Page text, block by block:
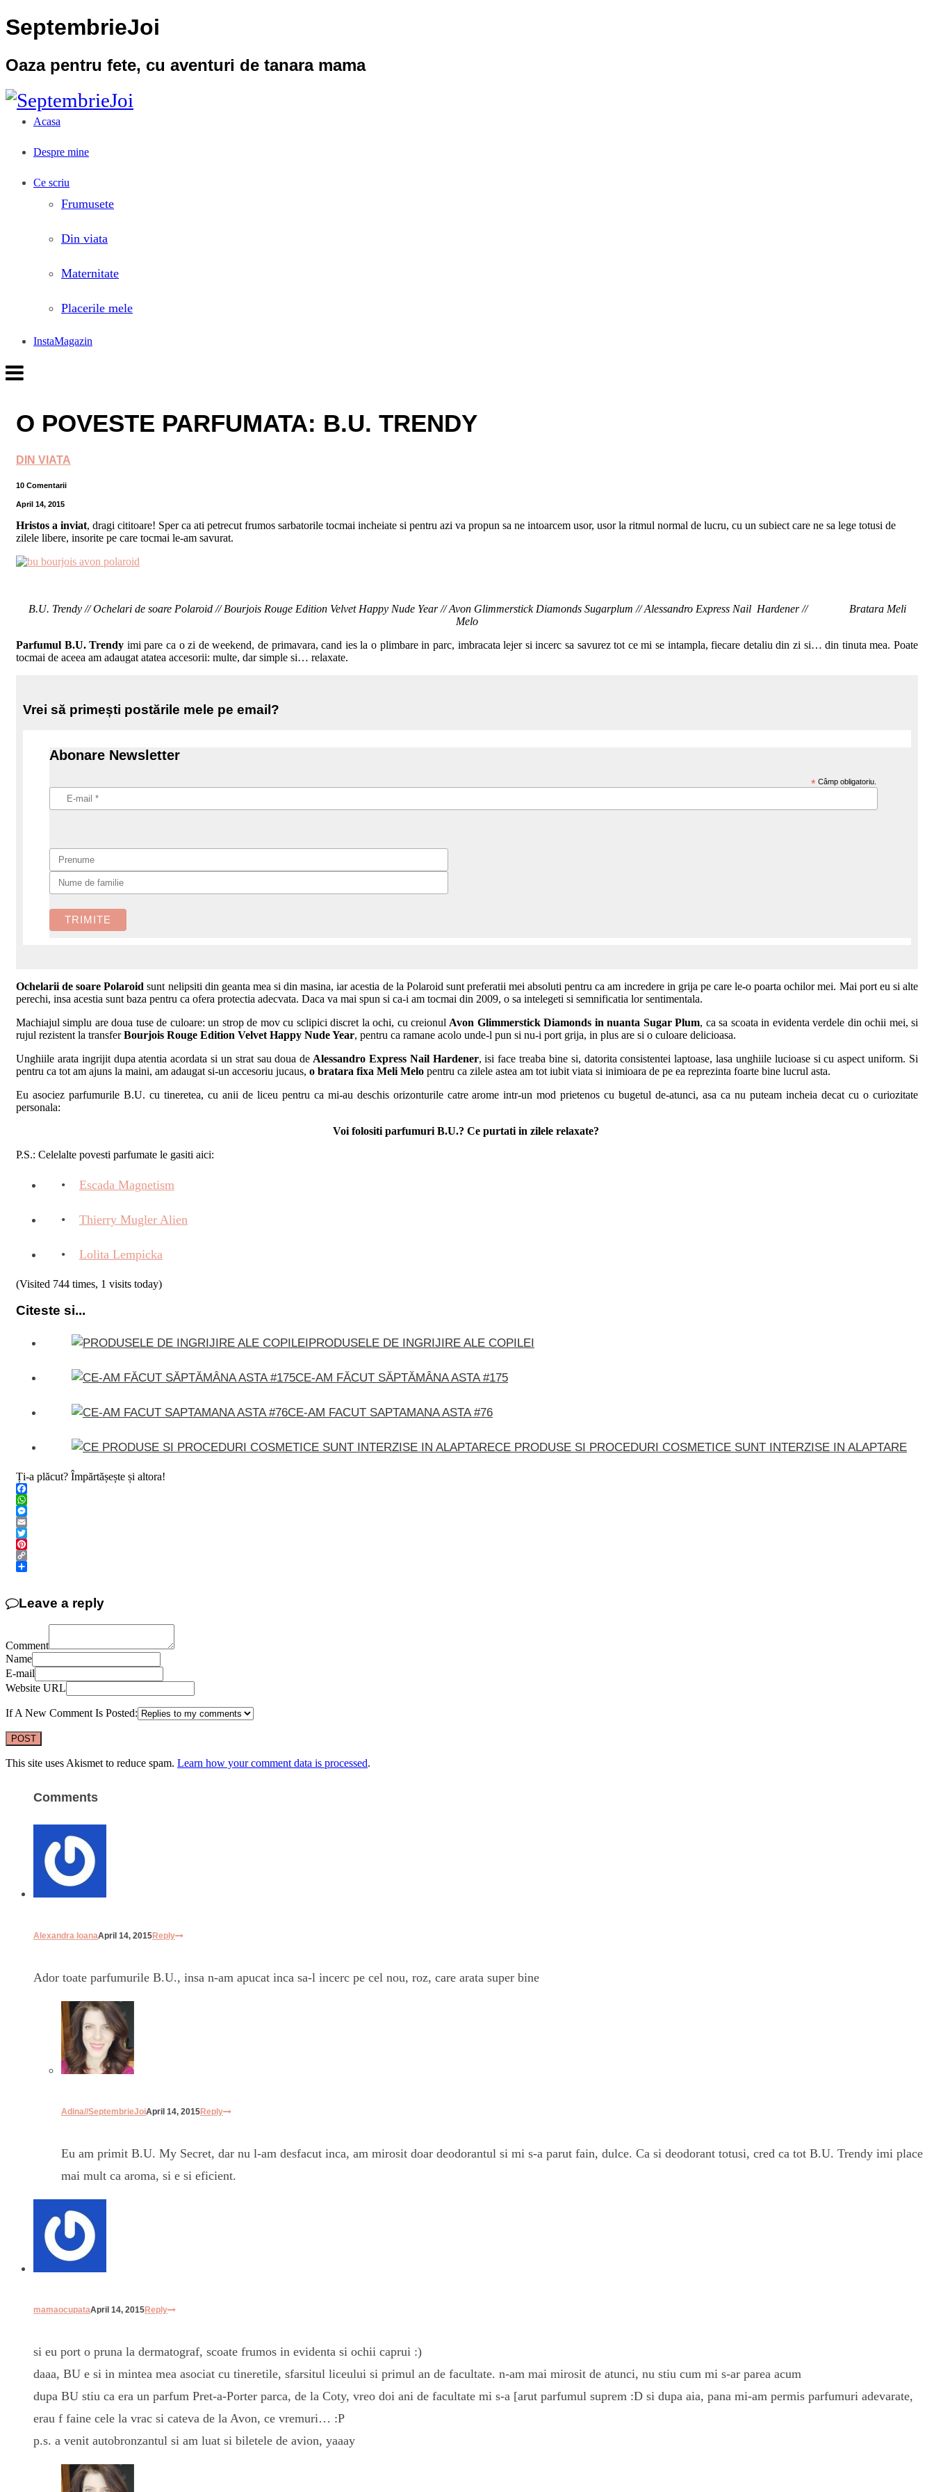
SeptembrieJoi
Oaza pentru fete, cu aventuri de tanara mama
Acasa
Despre mine
Ce scriu
Frumusete
Din viata
Maternitate
Placerile mele
InstaMagazin
O POVESTE PARFUMATA: B.U. TRENDY
DIN VIATA
10 Comentarii
April 14, 2015
Hristos a inviat, dragi cititoare! Sper ca ati petrecut frumos sarbatorile tocmai incheiate si pentru azi va propun sa ne intoarcem usor, usor la ritmul normal de lucru, cu un subiect care ne sa lege totusi de
zilele libere, insorite pe care tocmai le-am savurat.
B.U. Trendy // Ochelari de soare Polaroid // Bourjois Rouge Edition Velvet Happy Nude Year // Avon Glimmerstick Diamonds Sugarplum // Alessandro Express Nail Hardener // Bratara Meli
Melo
Parfumul B.U. Trendy imi pare ca o zi de weekend, de primavara, cand ies la o plimbare in parc, imbracata lejer si incerc sa savurez tot ce mi se intampla, fiecare detaliu din zi si… din tinuta mea. Poate
tocmai de aceea am adaugat atatea accesorii: multe, dar simple si… relaxate.
Vrei să primești postările mele pe email?
Abonare Newsletter
* Câmp obligatoriu.
Ochelarii de soare Polaroid sunt nelipsiti din geanta mea si din masina, iar acestia de la Polaroid sunt preferatii mei absoluti pentru ca am incredere in grija pe care le-o poarta ochilor mei. Mai port eu si alte
perechi, insa acestia sunt baza pentru ca ofera protectia adecvata. Daca va mai spun si ca-i am tocmai din 2009, o sa intelegeti si semnificatia lor sentimentala.
Machiajul simplu are doua tuse de culoare: un strop de mov cu sclipici discret la ochi, cu creionul Avon Glimmerstick Diamonds in nuanta Sugar Plum, ca sa scoata in evidenta verdele din ochii mei, si
rujul rezistent la transferBourjois Rouge Edition Velvet Happy Nude Year, pentru ca ramane acolo unde-l pun si nu-i port grija, in plus are si o culoare delicioasa.
Unghiile arata ingrijit dupa atentia acordata si un strat sau doua de Alessandro Express Nail Hardener, isi face treaba bine si, datorita consistentei laptoase, lasa unghiile lucioase si cu aspect uniform. Si
pentru ca tot am ajuns la maini, am adaugat si-un accesoriu jucaus, o bratara fixa Meli Melo pentru ca zilele astea am tot iubit viata si inimioara de pe ea reprezinta foarte bine lucrul asta.
Eu asociez parfumurile B.U. cu tineretea, cu anii de liceu pentru ca mi-au deschis orizonturile catre arome intr-un mod prietenos cu bugetul de-atunci, asa ca nu puteam incheia decat cu o curiozitate
personala:
Voi folositi parfumuri B.U.? Ce purtati in zilele relaxate?
P.S.: Celelalte povesti parfumate le gasiti aici:
Escada Magnetism
Thierry Mugler Alien
Lolita Lempicka
(Visited 744 times, 1 visits today)
Citeste si...
PRODUSELE DE INGRIJIRE ALE COPILEI
CE-AM FĂCUT SĂPTĂMÂNA ASTA #175
CE-AM FACUT SAPTAMANA ASTA #76
CE PRODUSE SI PROCEDURI COSMETICE SUNT INTERZISE IN ALAPTARE
Ți-a plăcut? Împărtășește și altora!
Facebook
WhatsApp
Messenger
Email
Twitter
Pinterest
Copy
Leave a reply
Comment
Name
E-mail
Website URL
If A New Comment Is Posted:
This site uses Akismet to reduce spam. Learn how your comment data is processed.
Comments
Alexandra IoanaApril 14, 2015Reply
Ador toate parfumurile B.U., insa n-am apucat inca sa-l incerc pe cel nou, roz, care arata super bine
Adina//SeptembrieJoiApril 14, 2015Reply
Eu am primit B.U. My Secret, dar nu l-am desfacut inca, am mirosit doar deodorantul si mi s-a parut fain, dulce. Ca si deodorant totusi, cred ca tot B.U. Trendy imi place
mai mult ca aroma, si e si eficient.
mamaocupataApril 14, 2015Reply
si eu port o pruna la dermatograf, scoate frumos in evidenta si ochii caprui :)
daaa, BU e si in mintea mea asociat cu tineretile, sfarsitul liceului si primul an de facultate. n-am mai mirosit de atunci, nu stiu cum mi s-ar parea acum
dupa BU stiu ca era un parfum Pret-a-Porter parca, de la Coty, vreo doi ani de facultate mi s-a [arut parfumul suprem :D si dupa aia, pana mi-am permis parfumuri adevarate,
erau f faine cele la vrac si cateva de la Avon, ce vremuri… :P
p.s. a venit autobronzantul si am luat si biletele de avion, yaaay